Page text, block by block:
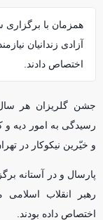
همزمان با
آزادی زندانیان
اختصاص دادند.
جشن گلریزان هر
رسیدگی به امور دیه و
و خیّرین نیکوکار در
پارسال و در آستانه
اختصاص داده بودند.